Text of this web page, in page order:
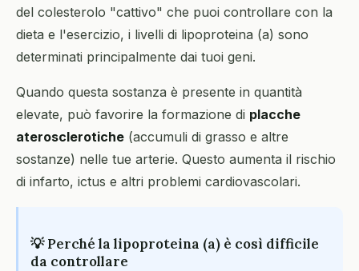
del colesterolo "cattivo" che puoi controllare con la
dieta e l'esercizio, i livelli di lipoproteina (a) sono
determinati principalmente dai tuoi geni.
Quando questa sostanza è presente in quantità
elevate, può favorire la formazione di placche
aterosclerotiche (accumuli di grasso e altre
sostanze) nelle tue arterie. Questo aumenta il rischio
di infarto, ictus e altri problemi cardiovascolari.
💡 Perché la lipoproteina (a) è così difficile
da controllare